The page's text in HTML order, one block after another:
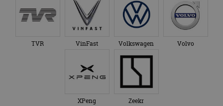
TVR VinFast Volkswagen Volvo
XPeng Zeekr